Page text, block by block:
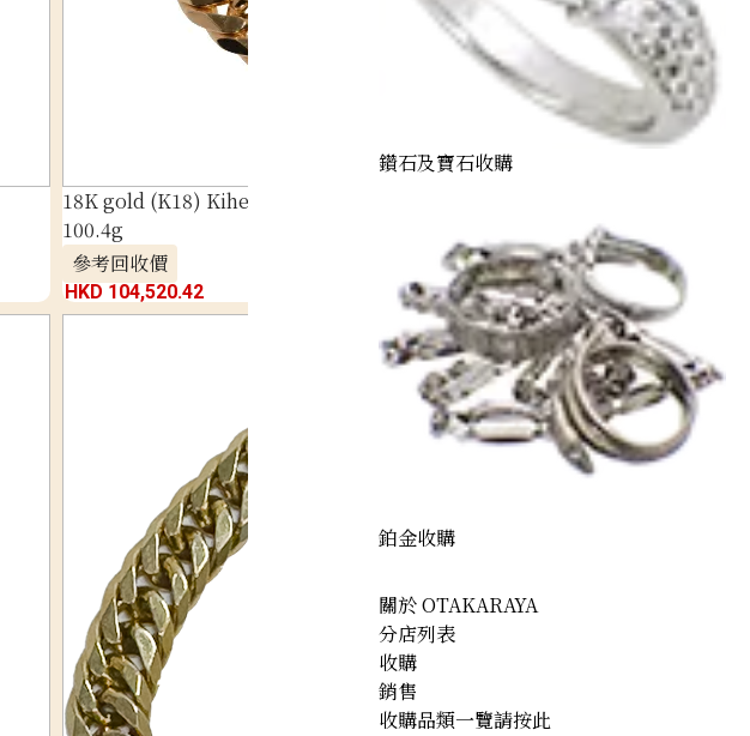
18K gold (K18) Kihei bracelet
100.4g
參考回收價
HKD 104,520.42
鑽石及寶石收購
鉑金收購
關於 OTAKARAYA
分店列表
收購
銷售
收購品類一覽請按此